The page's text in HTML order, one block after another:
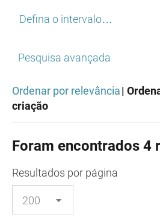
Defina o intervalo…
Pesquisa avançada
Ordenar por relevância|
criação
Foram encontrados 4
Resultados por página